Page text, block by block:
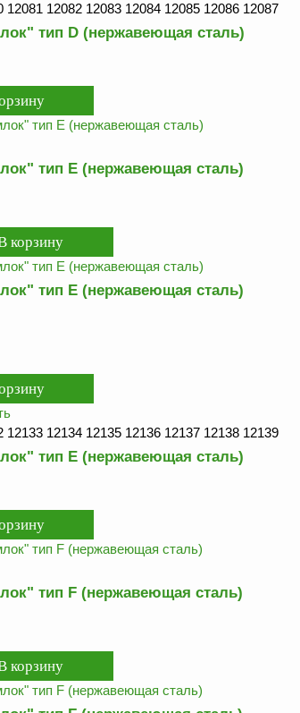
12081 12082 12083 12084 12085 12086 12087
тип D (нержавеющая сталь)
тип Е (нержавеющая сталь)
тип Е (нержавеющая сталь)
12133 12134 12135 12136 12137 12138 12139
тип Е (нержавеющая сталь)
тип F (нержавеющая сталь)